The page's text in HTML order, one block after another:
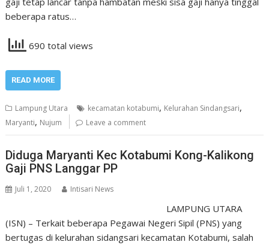
beberapa ratus…
690 total views
READ MORE
Lampung Utara kecamatan kotabumi, Kelurahan Sindangsari,
Maryanti, Nujum Leave a comment
Diduga Maryanti Kec Kotabumi Kong-Kalikong
Gaji PNS Langgar PP
Juli 1, 2020 Intisari News
LAMPUNG UTARA
(ISN) – Terkait beberapa Pegawai Negeri Sipil (PNS) yang
bertugas di kelurahan sidangsari kecamatan Kotabumi, salah